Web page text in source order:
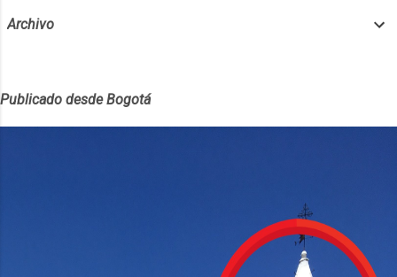
Archivo
Publicado desde Bogotá